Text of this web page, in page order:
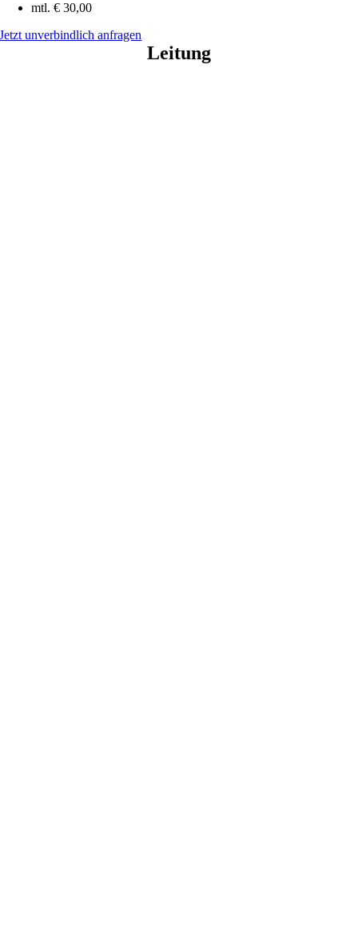
mtl. € 30,00
Jetzt unverbindlich anfragen
Leitung